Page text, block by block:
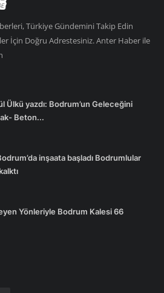
Türkiye Gündemini Takip Edin
İçin Doğru Adrestesiniz. Anter Haber ile
Ülkü yazdı: Bodrum’un Geleceğini
Beton...
inşaata başladı Bodrumlular
Yönleriyle Bodrum Kalesi 66